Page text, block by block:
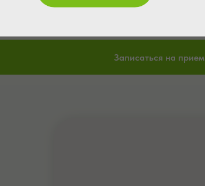
Записаться на прием